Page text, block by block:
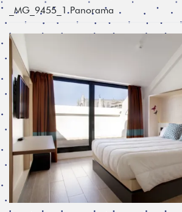
_MG_9455_1 Panorama